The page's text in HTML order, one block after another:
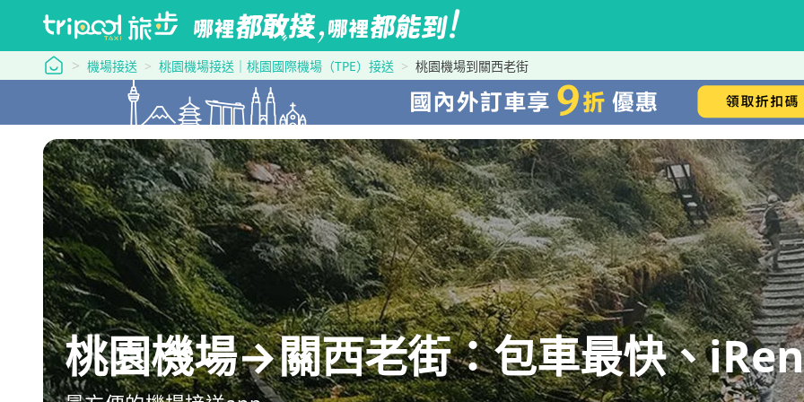
tripool 旅步
機場接送 桃園機場接送｜桃園國際機場（TPE）接送 桃園機場到關西老街
桃園機場→關西老街：包車最快、